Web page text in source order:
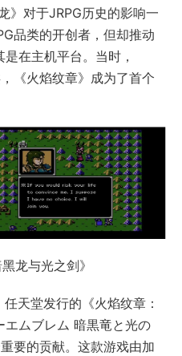
》对于JRPG历史的影响一
品类的开创者，但却推动
在主机平台。当时，
《火焰纹章》成为了首个
龙与光之剑》
天堂发行的《火焰纹章：
ムブレム 暗黒竜と光の
要的贡献。这款游戏由加